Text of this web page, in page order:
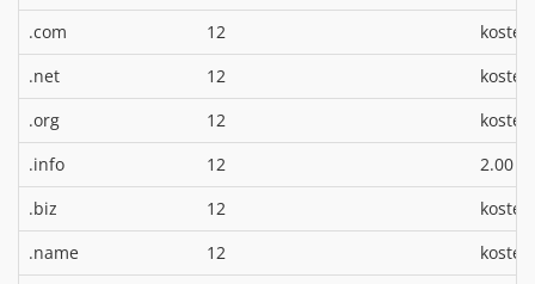
.com
12
.net
12
.org
12
.info
12 2.00 €
.biz 12
.name
12